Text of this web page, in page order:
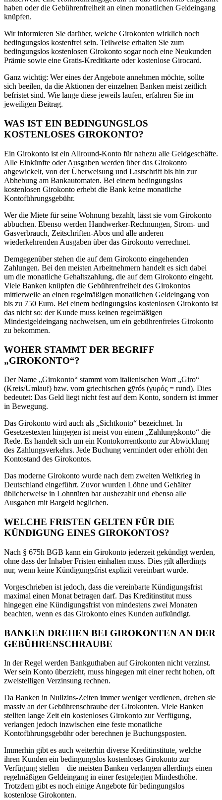
haben oder die Gebührenfreiheit an einen monatlichen Geldeingang
knüpfen.
Wir informieren Sie darüber, welche Girokonten wirklich noch
bedingungslos kostenfrei sein. Teilweise erhalten Sie zum
bedingungslos kostenlosen Girokonto sogar noch eine Neukunden
Prämie sowie eine Gratis-Kreditkarte oder kostenlose Girocard.
Ganz wichtig: Wer eines der Angebote annehmen möchte, sollte
sich beeilen, da die Aktionen der einzelnen Banken meist zeitlich
befristet sind. Wie lange diese jeweils laufen, erfahren Sie im
jeweiligen Beitrag.
WAS IST EIN BEDINGUNGSLOS
KOSTENLOSES GIROKONTO?
Ein Girokonto ist ein Allround-Konto für nahezu alle Geldgeschäfte.
Alle Einkünfte oder Ausgaben werden über das Girokonto
abgewickelt, von der Überweisung und Lastschrift bis hin zur
Abhebung am Bankautomaten. Bei einem bedingungslos
kostenlosen Girokonto erhebt die Bank keine monatliche
Kontoführungsgebühr.
Wer die Miete für seine Wohnung bezahlt, lässt sie vom Girokonto
abbuchen. Ebenso werden Handwerker-Rechnungen, Strom- und
Gasverbrauch, Zeitschriften-Abos und alle anderen
wiederkehrenden Ausgaben über das Girokonto verrechnet.
Demgegenüber stehen die auf dem Girokonto eingehenden
Zahlungen. Bei den meisten Arbeitnehmern handelt es sich dabei
um die monatliche Gehaltszahlung, die auf dem Girokonto eingeht.
Viele Banken knüpfen die Gebührenfreiheit des Girokontos
mittlerweile an einen regelmäßigen monatlichen Geldeingang von
bis zu 750 Euro. Bei einem bedingungslos kostenlosen Girokonto ist
das nicht so: der Kunde muss keinen regelmäßigen
Mindestgeldeingang nachweisen, um ein gebührenfreies Girokonto
zu bekommen.
WOHER STAMMT DER BEGRIFF
„GIROKONTO“?
Der Name „Girokonto“ stammt vom italienischen Wort „Giro“
(Kreis/Umlauf) bzw. vom griechischen gȳrós (γυρός = rund). Dies
bedeutet: Das Geld liegt nicht fest auf dem Konto, sondern ist immer
in Bewegung.
Das Girokonto wird auch als „Sichtkonto“ bezeichnet. In
Gesetzestexten hingegen ist meist von einem „Zahlungskonto“ die
Rede. Es handelt sich um ein Kontokorrentkonto zur Abwicklung
des Zahlungsverkehrs. Jede Buchung vermindert oder erhöht den
Kontostand des Girokontos.
Das moderne Girokonto wurde nach dem zweiten Weltkrieg in
Deutschland eingeführt. Zuvor wurden Löhne und Gehälter
üblicherweise in Lohntüten bar ausbezahlt und ebenso alle
Ausgaben mit Bargeld beglichen.
WELCHE FRISTEN GELTEN FÜR DIE
KÜNDIGUNG EINES GIROKONTOS?
Nach § 675h BGB kann ein Girokonto jederzeit gekündigt werden,
ohne dass der Inhaber Fristen einhalten muss. Dies gilt allerdings
nur, wenn keine Kündigungsfrist explizit vereinbart wurde.
Vorgeschrieben ist jedoch, dass die vereinbarte Kündigungsfrist
maximal einen Monat betragen darf. Das Kreditinstitut muss
hingegen eine Kündigungsfrist von mindestens zwei Monaten
beachten, wenn es das Girokonto eines Kunden aufkündigt.
BANKEN DREHEN BEI GIROKONTEN AN DER
GEBÜHRENSCHRAUBE
In der Regel werden Bankguthaben auf Girokonten nicht verzinst.
Wer sein Konto überzieht, muss hingegen mit einer recht hohen, oft
zweistelligen Verzinsung rechnen.
Da Banken in Nullzins-Zeiten immer weniger verdienen, drehen sie
massiv an der Gebührenschraube der Girokonten. Viele Banken
stellten lange Zeit ein kostenloses Girokonto zur Verfügung,
verlangen jedoch inzwischen eine feste monatliche
Kontoführungsgebühr oder berechnen je Buchungsposten.
Immerhin gibt es auch weiterhin diverse Kreditinstitute, welche
ihren Kunden ein bedingungslos kostenloses Girokonto zur
Verfügung stellen – die meisten Banken verlangen allerdings einen
regelmäßigen Geldeingang in einer festgelegten Mindesthöhe.
Trotzdem gibt es noch einige Angebote für bedingungslos
kostenlose Girokonten.